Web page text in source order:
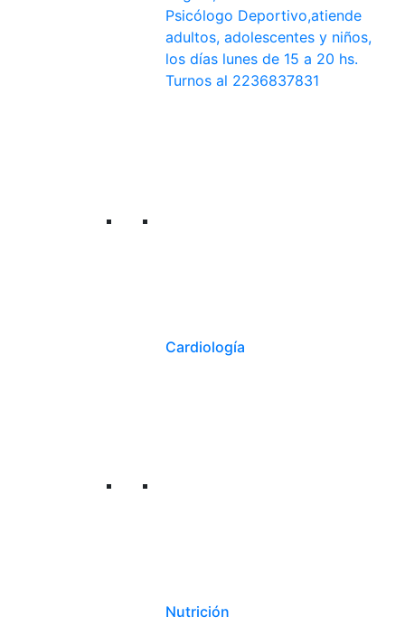
Psicólogo Deportivo,atiende
adultos, adolescentes y niños,
los días lunes de 15 a 20 hs.
Turnos al 2236837831
Cardiología
Nutrición